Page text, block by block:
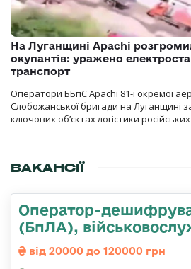
На Луганщині Apachi
окупантів: уражено
транспорт
Оператори ББпС Apachi 81-ї окремої
Слобожанської бригади на Луганщині
ключових об’єктах логістики російських
ВАКАНСІЇ
Оператор-
(БпЛА),
від 20000 до 120000 грн